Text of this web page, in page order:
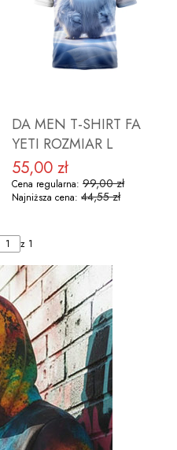
DO KOSZYKA
DA MEN T-SHIRT FA
YETI ROZMIAR L
Cena promocyjna
55,00 zł
Cena regularna: 99,00 zł
Najniższa cena: 44,55 zł
DO KOSZYKA
z 1